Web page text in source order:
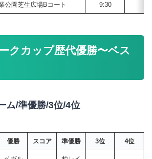
公園芝生広場Bコート 9:30
クカップ歴代優勝〜ベス
ム/準優勝/3位/4位
優勝 スコア 準優勝 3位 4位